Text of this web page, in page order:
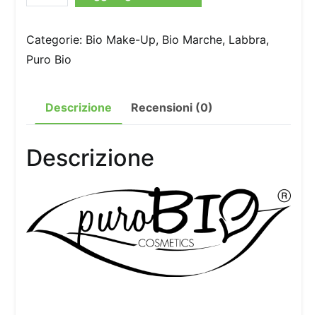
-
Gloss
Categorie: Bio Make-Up, Bio Marche, Labbra,
Puro Bio
Descrizione Recensioni (0)
Descrizione